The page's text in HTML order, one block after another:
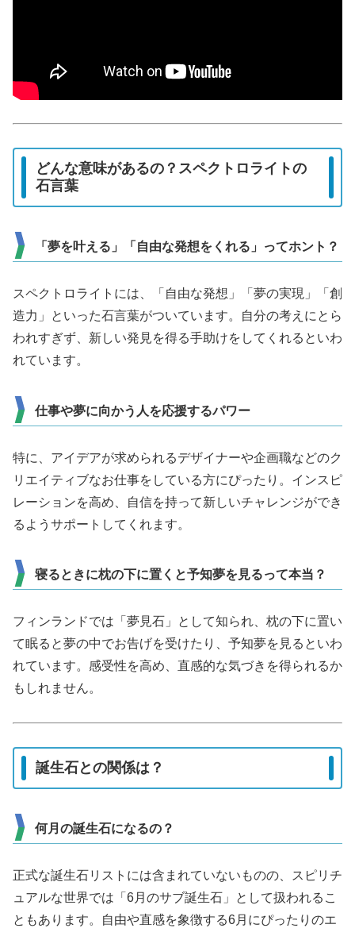
どんな意味があるの？スペクトロライトの
石言葉
「夢を叶える」「自由な発想をくれる」ってホント？
スペクトロライトには、「自由な発想」「夢の実現」「創
造力」といった石言葉がついています。自分の考えにとら
われすぎず、新しい発見を得る手助けをしてくれるといわ
れています。
仕事や夢に向かう人を応援するパワー
特に、アイデアが求められるデザイナーや企画職などのク
リエイティブなお仕事をしている方にぴったり。インスピ
レーションを高め、自信を持って新しいチャレンジができ
るようサポートしてくれます。
寝るときに枕の下に置くと予知夢を見るって本当？
フィンランドでは「夢見石」として知られ、枕の下に置い
て眠ると夢の中でお告げを受けたり、予知夢を見るといわ
れています。感受性を高め、直感的な気づきを得られるか
もしれません。
誕生石との関係は？
何月の誕生石になるの？
正式な誕生石リストには含まれていないものの、スピリチ
ュアルな世界では「6月のサブ誕生石」として扱われるこ
ともあります。自由や直感を象徴する6月にぴったりのエ